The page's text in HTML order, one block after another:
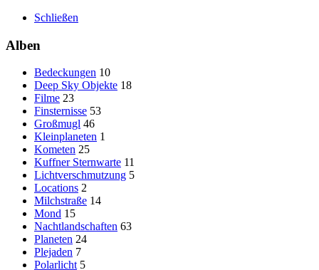
Schließen
Alben
Bedeckungen 10
Deep Sky Objekte 18
Filme 23
Finsternisse 53
Großmugl 46
Kleinplaneten 1
Kometen 25
Kuffner Sternwarte 11
Lichtverschmutzung 5
Locations 2
Milchstraße 14
Mond 15
Nachtlandschaften 63
Planeten 24
Plejaden 7
Polarlicht 5